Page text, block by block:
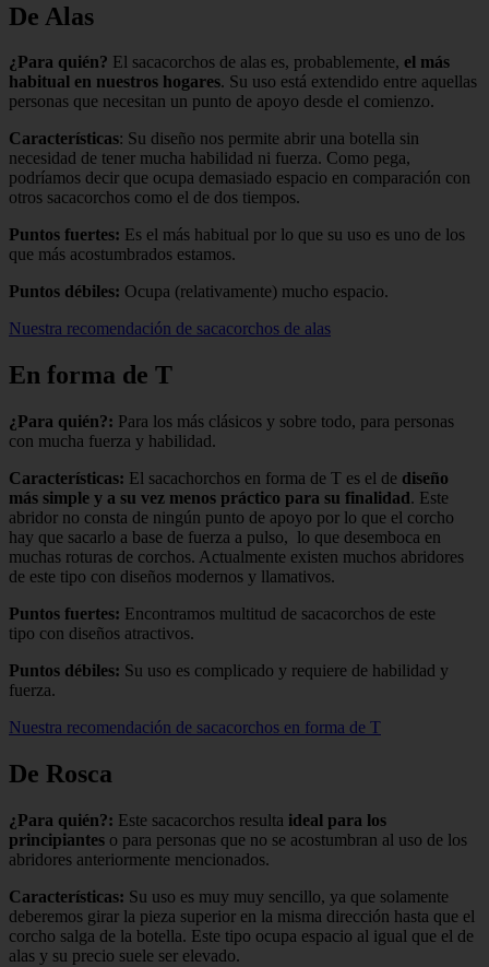
De Alas
¿Para quién? El sacacorchos de alas es, probablemente, el más
habitual en nuestros hogares. Su uso está extendido entre aquellas
personas que necesitan un punto de apoyo desde el comienzo.
Características: Su diseño nos permite abrir una botella sin
necesidad de tener mucha habilidad ni fuerza. Como pega,
podríamos decir que ocupa demasiado espacio en comparación con
otros sacacorchos como el de dos tiempos.
Puntos fuertes: Es el más habitual por lo que su uso es uno de los
que más acostumbrados estamos.
Puntos débiles: Ocupa (relativamente) mucho espacio.
Nuestra recomendación de sacacorchos de alas
En forma de T
¿Para quién?: Para los más clásicos y sobre todo, para personas
con mucha fuerza y habilidad.
Características: El sacachorchos en forma de T es el de diseño
más simple y a su vez menos práctico para su finalidad. Este
abridor no consta de ningún punto de apoyo por lo que el corcho
hay que sacarlo a base de fuerza a pulso, lo que desemboca en
muchas roturas de corchos. Actualmente existen muchos abridores
de este tipo con diseños modernos y llamativos.
Puntos fuertes: Encontramos multitud de sacacorchos de este
tipo con diseños atractivos.
Puntos débiles: Su uso es complicado y requiere de habilidad y
fuerza.
Nuestra recomendación de sacacorchos en forma de T
De Rosca
¿Para quién?: Este sacacorchos resulta ideal para los
principiantes o para personas que no se acostumbran al uso de los
abridores anteriormente mencionados.
Características: Su uso es muy muy sencillo, ya que solamente
deberemos girar la pieza superior en la misma dirección hasta que el
corcho salga de la botella. Este tipo ocupa espacio al igual que el de
alas y su precio suele ser elevado.